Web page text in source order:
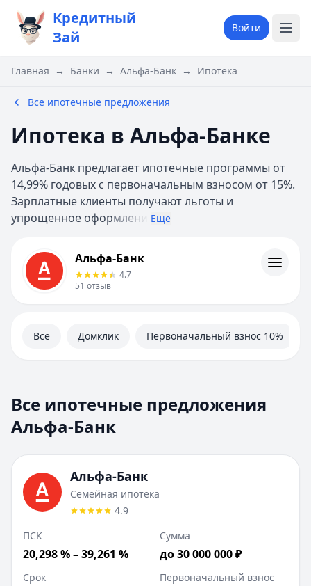
Кредитный
Зай
Войти
Главная → Банки → Альфа-Банк → Ипотека
Все ипотечные предложения
Ипотека в Альфа-Банке
Альфа-Банк предлагает ипотечные программы от
14,99% годовых с первоначальным взносом от 15%.
Зарплатные клиенты получают льготы и
упрощенное оформлени Еще
Кредиты
Кредитные карты
Отделения
Банкоматы
Отзывы
Личный кабинет
Полезная информация
Альфа-Банк
4.7
51 отзыв
Все Домклик Первоначальный взнос 10%
Все ипотечные предложения
Альфа-Банк
Альфа-Банк
Семейная ипотека
4.9
ПСК
20,298 % – 39,261 %
Сумма
до 30 000 000 ₽
Срок Первоначальный взнос